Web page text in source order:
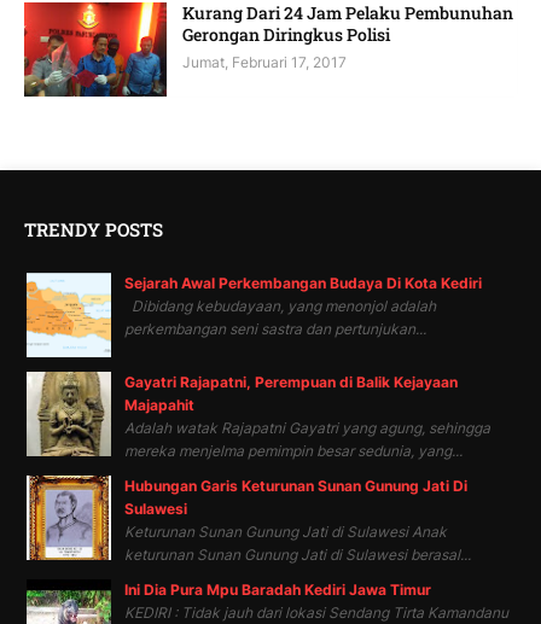
Kurang Dari 24 Jam Pelaku Pembunuhan
Gerongan Diringkus Polisi
Jumat, Februari 17, 2017
TRENDY POSTS
Sejarah Awal Perkembangan Budaya Di Kota Kediri
Dibidang kebudayaan, yang menonjol adalah
perkembangan seni sastra dan pertunjukan...
Gayatri Rajapatni, Perempuan di Balik Kejayaan
Majapahit
Adalah watak Rajapatni Gayatri yang agung, sehingga
mereka menjelma pemimpin besar sedunia, yang...
Hubungan Garis Keturunan Sunan Gunung Jati Di
Sulawesi
Keturunan Sunan Gunung Jati di Sulawesi Anak
keturunan Sunan Gunung Jati di Sulawesi berasal...
Ini Dia Pura Mpu Baradah Kediri Jawa Timur
KEDIRI : Tidak jauh dari lokasi Sendang Tirta Kamandanu